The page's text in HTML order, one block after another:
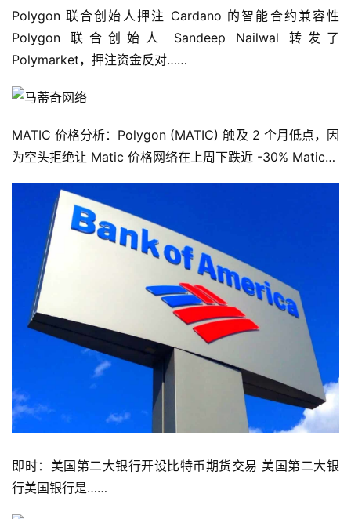
Polygon 联合创始人押注 Cardano 的智能合约兼容性
Polygon 联合创始人 Sandeep Nailwal 转发了
Polymarket，押注资金反对……
MATIC 价格分析：Polygon (MATIC) 触及 2 个月低点，因
为空头拒绝让 Matic 价格网络在上周下跌近 -30% Matic…
即时：美国第二大银行开设比特币期货交易 美国第二大银
行美国银行是……